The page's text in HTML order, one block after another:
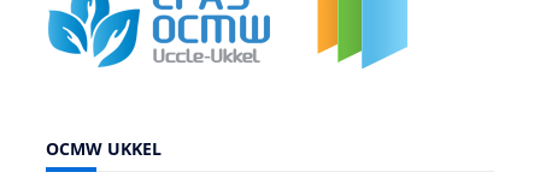
OCMW UKKEL